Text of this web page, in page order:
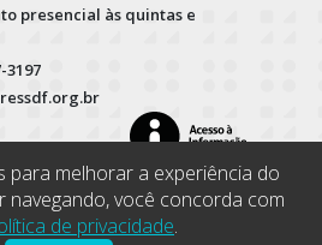
presencial às quintas e
3197
para melhorar a experiência do
navegando, você concorda com
de privacidade.